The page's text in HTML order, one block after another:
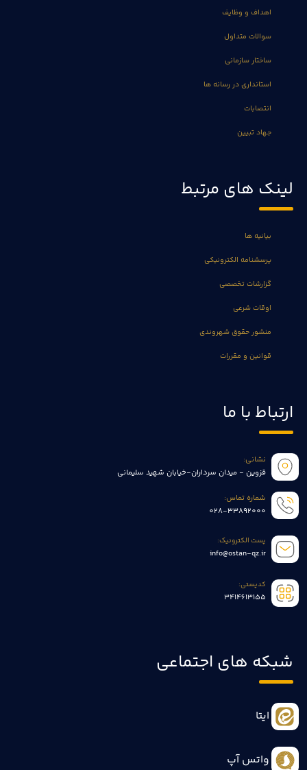
اهداف و وظایف
سوالات متداول
ساختار سازمانی
استانداری در رسانه ها
انتصابات
جهاد تبیین
لینک های مرتبط
بیانیه ها
پرسشنامه الکترونیکی
گزارشات تخصصی
اوقات شرعی
منشور حقوق شهروندی
قوانین و مقررات
ارتباط با ما
نشانی:
قزوین - میدان سرداران-خیابان شهید سلیمانی
شماره تماس:
028-33892000
پست الکترونیک:
info@ostan-qz.ir
کدپستی:
3414613155
شبکه های اجتماعی
ایتا
واتس آپ